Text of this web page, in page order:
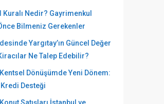
Kuralı Nedir? Gayrimenkul
Bilmeniz Gerekenler
Yargıtay’ın Güncel Değer
Ne Talep Edebilir?
Dönüşümde Yeni Dönem:
Desteği